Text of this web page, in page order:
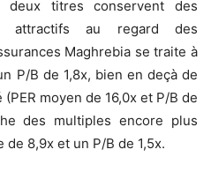
deux titres conservent des
attractifs au regard des
Maghrebia se traite à
P/B de 1,8x, bien en deçà de
moyen de 16,0x et P/B de
des multiples encore plus
de 8,9x et un P/B de 1,5x.